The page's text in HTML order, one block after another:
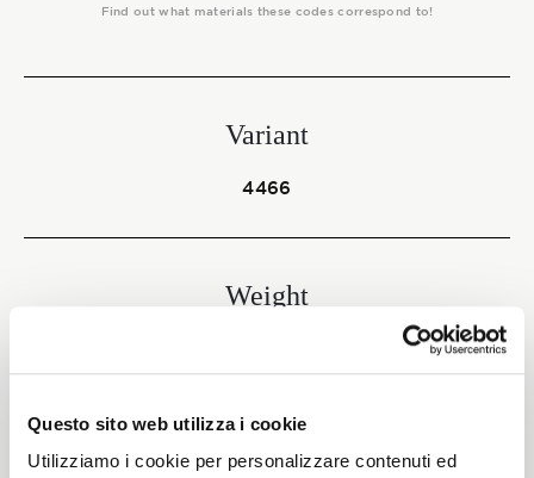
Questo sito web utilizza i cookie
Utilizziamo i cookie per personalizzare contenuti ed
Find out what materials these codes correspond to!
Variant
4466
Weight
Height